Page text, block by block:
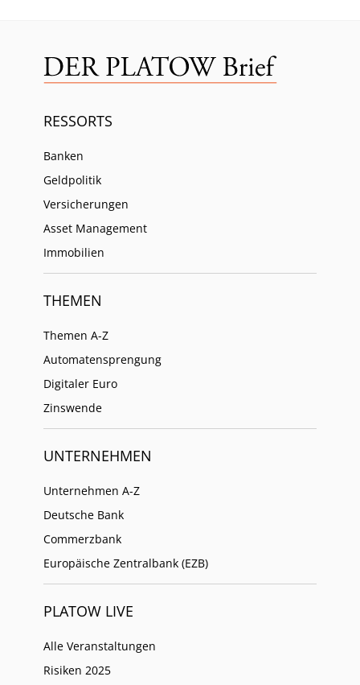
RESSORTS
Banken
Geldpolitik
Versicherungen
Asset Management
Immobilien
THEMEN
Themen A-Z
Automatensprengung
Digitaler Euro
Zinswende
UNTERNEHMEN
Unternehmen A-Z
Deutsche Bank
Commerzbank
Europäische Zentralbank (EZB)
PLATOW LIVE
Alle Veranstaltungen
Risiken 2025